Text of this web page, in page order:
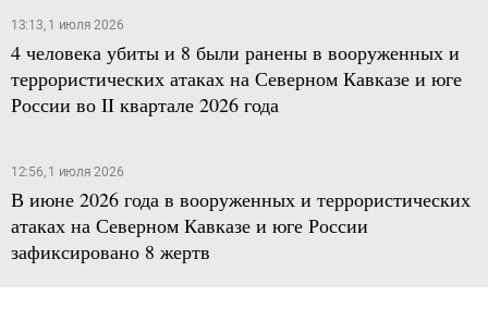
13:13, 1 июля 2026
4 человека убиты и 8 были ранены в вооруженных и
террористических атаках на Северном Кавказе и юге
России во II квартале 2026 года
12:56, 1 июля 2026
В июне 2026 года в вооруженных и террористических
атаках на Северном Кавказе и юге России
зафиксировано 8 жертв